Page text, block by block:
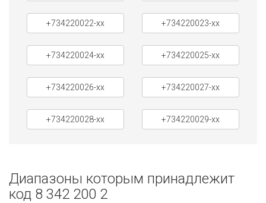
+734220022-xx +734220023-xx
+734220024-xx +734220025-xx
+734220026-xx +734220027-xx
+734220028-xx +734220029-xx
Диапазоны которым принадлежит
код 8 342 200 2